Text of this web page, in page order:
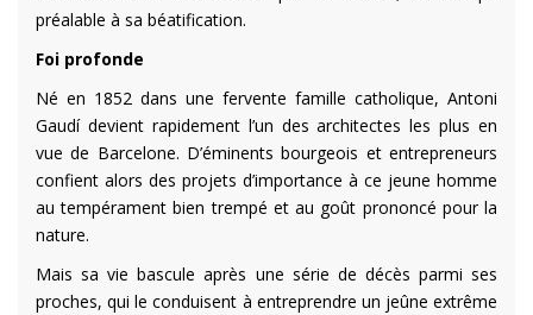
préalable à sa béatification.
Foi profonde
Né en 1852 dans une fervente famille catholique, Antoni
Gaudí devient rapidement l’un des architectes les plus en
vue de Barcelone. D’éminents bourgeois et entrepreneurs
confient alors des projets d’importance à ce jeune homme
au tempérament bien trempé et au goût prononcé pour la
nature.
Mais sa vie bascule après une série de décès parmi ses
proches, qui le conduisent à entreprendre un jeûne extrême